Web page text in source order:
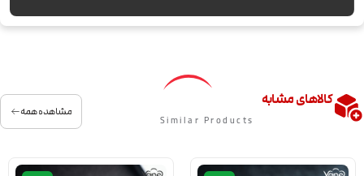
کالاهای مشابه
Similar Products
مشاهده همه